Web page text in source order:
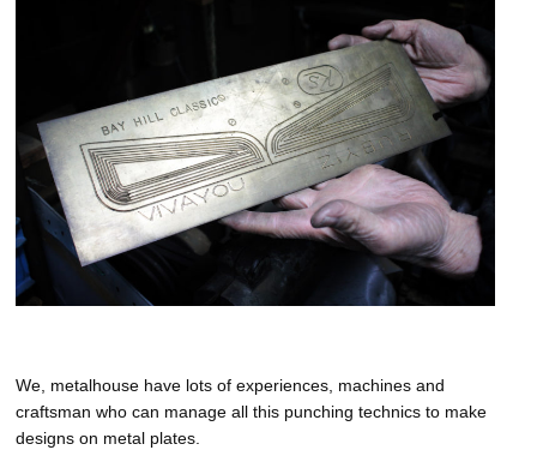
We, metalhouse have lots of experiences, machines and
craftsman who can manage all this punching technics to make
designs on metal plates.